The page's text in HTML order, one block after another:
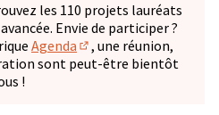
les 110 projets lauréats
Envie de participer ?
Agenda
(S'ouvre dans un
, une réunion,
sont peut-être bientôt
!